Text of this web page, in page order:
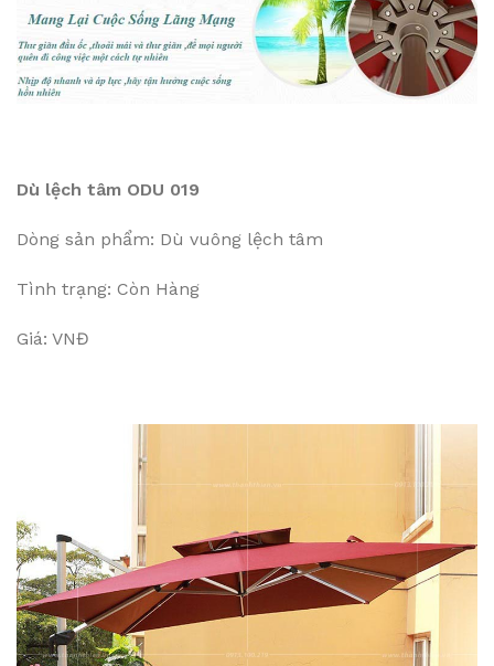
Dù lệch tâm ODU 019
Dòng sản phẩm: Dù vuông lệch tâm
Tình trạng: Còn Hàng
Giá: VNĐ